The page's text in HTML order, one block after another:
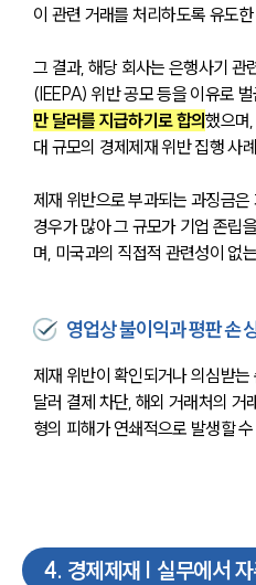
이 관련 거래를 처리하도록 유도
그 결과, 해당 회사는 은행사기 관
(IEEPA) 위반 공모 등을 이유로
만 달러를 지급하기로 합의했으며
대 규모의 경제제재 위반 집행 사
제재 위반으로 부과되는 과징금
경우가 많아 그 규모가 기업 존립
며, 미국과의 직접적 관련성이 없
영업상 불이익과 평판 손
제재 위반이 확인되거나 의심받는
달러 결제 차단, 해외 거래처의 거
형의 피해가 연쇄적으로 발생할
4. 경제제재 | 실무에서